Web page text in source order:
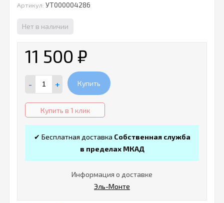
Артикул: УТ000004286
Нет в наличии
11 500 ₽
- + Купить
Купить в 1 клик
✔ Бесплатная доставка Собственная служба
в пределах МКАД
Информация о доставке
Эль-Монте